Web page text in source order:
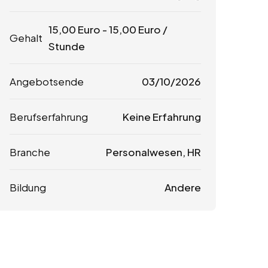
Gehalt
15,00 Euro -15,00 Euro /
Stunde
Angebotsende 03/10/2026
Berufserfahrung Keine Erfahrung
Branche Personalwesen, HR
Bildung Andere